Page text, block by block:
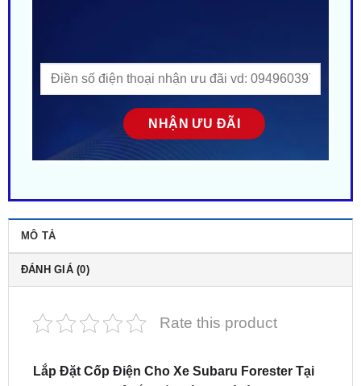
ĐÁNH GIÁ (0)
Lắp Đặt Cốp Điện Cho Xe Subaru Forester Tại
Forester chính hãng. Giá ưu đãi ✔️. ZKar Auto